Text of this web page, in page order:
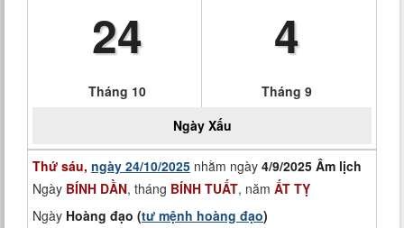
24
Tháng 10
4
Tháng 9
Ngày Xấu
Thứ sáu, ngày 24/10/2025 nhằm ngày 4/9/2025 Âm lịch
Ngày BÍNH DẦN, tháng BÍNH TUẤT, năm ẤT TỴ
Ngày Hoàng đạo (tư mệnh hoàng đạo)